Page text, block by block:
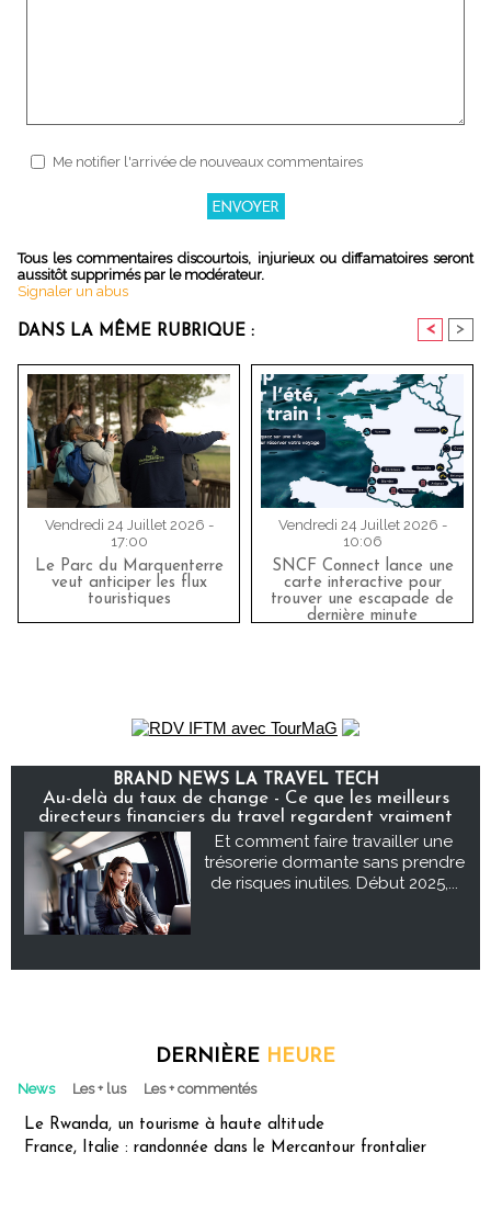
Me notifier l'arrivée de nouveaux commentaires
Tous les commentaires discourtois, injurieux ou diffamatoires seront
aussitôt supprimés par le modérateur.
Signaler un abus
DANS LA MÊME RUBRIQUE : < >
Vendredi 24 Juillet 2026 -
17:00
Le Parc du Marquenterre
veut anticiper les flux
touristiques
Vendredi 24 Juillet 2026 -
10:06
SNCF Connect lance une
carte interactive pour
trouver une escapade de
dernière minute
BRAND NEWS LA TRAVEL TECH
Au-delà du taux de change - Ce que les meilleurs
directeurs financiers du travel regardent vraiment
Et comment faire travailler une
trésorerie dormante sans prendre
de risques inutiles. Début 2025,...
DERNIÈRE HEURE
News Les + lus Les + commentés
Le Rwanda, un tourisme à haute altitude
France, Italie : randonnée dans le Mercantour frontalier